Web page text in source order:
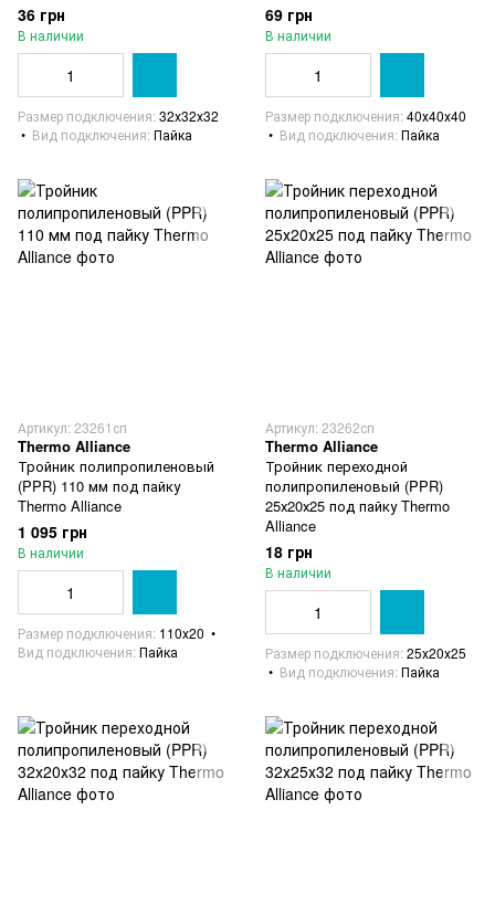
36 грн
В наличии
Размер подключения 32х32х32
Вид подключения Пайка
69 грн
В наличии
Размер подключения 40х40х40
Вид подключения Пайка
Артикул: 23261сп
Thermo Alliance
Тройник полипропиленовый
(PPR) 110 мм под пайку
Thermo Alliance
1 095 грн
В наличии
Размер подключения 110х20
Вид подключения Пайка
Артикул: 23262сп
Thermo Alliance
Тройник переходной
полипропиленовый (PPR)
25х20х25 под пайку Thermo
Alliance
18 грн
В наличии
Размер подключения 25х20х25
Вид подключения Пайка